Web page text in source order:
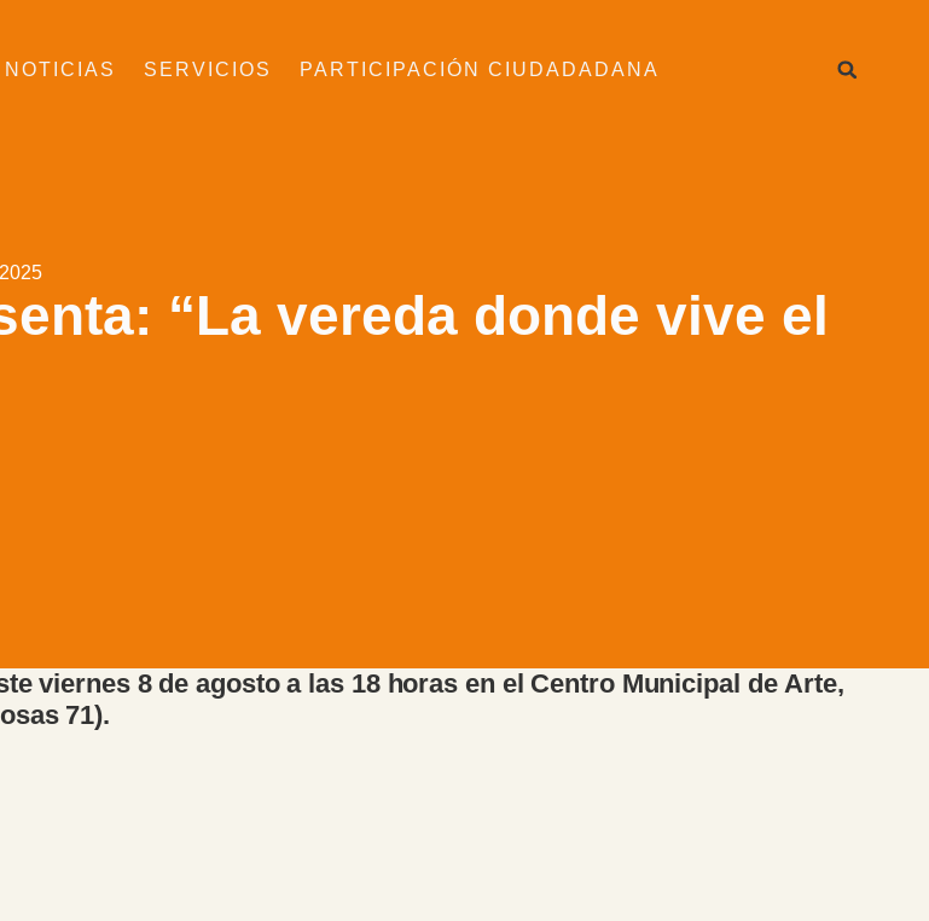
NOTICIAS SERVICIOS PARTICIPACIÓN CIUDADADANA
“La vereda donde vive el
viernes 8 de agosto a las 18 horas en el Centro Municipal de Arte,
71).